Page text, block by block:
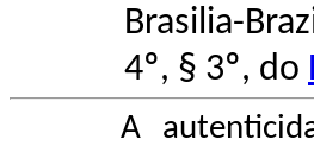
Brasilia-
4º, § 3º, do
A